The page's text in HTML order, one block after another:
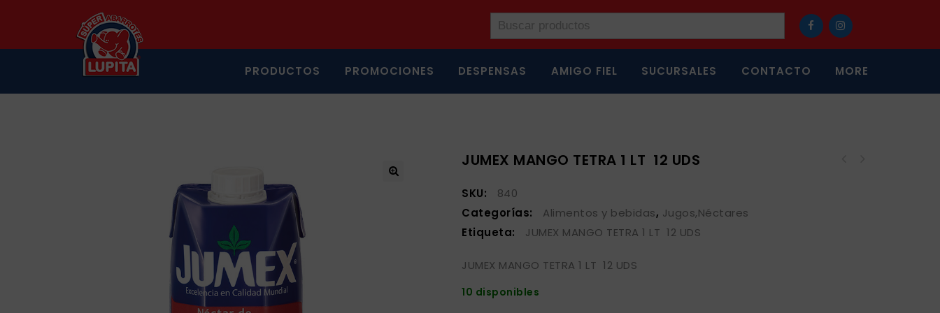
PRODUCTOS PROMOCIONES DESPENSAS AMIGO FIEL SUCURSALES CONTACTO MORE
JUMEX MANGO TETRA 1 LT 12 UDS
SKU:
840
Categorías:
Alimentos y bebidas, Jugos,Néctares
Etiqueta:
JUMEX MANGO TETRA 1 LT 12 UDS
JUMEX MANGO TETRA 1 LT 12 UDS
10 disponibles